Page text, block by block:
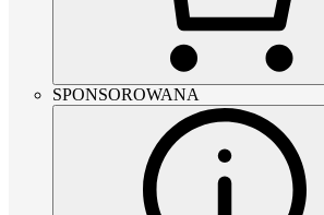
SPONSOROWANA